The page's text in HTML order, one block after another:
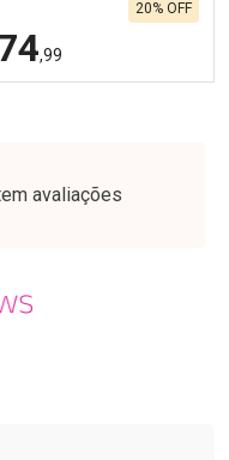
,99
20% OFF
Menos
avaliações